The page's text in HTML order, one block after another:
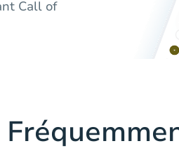
Call of